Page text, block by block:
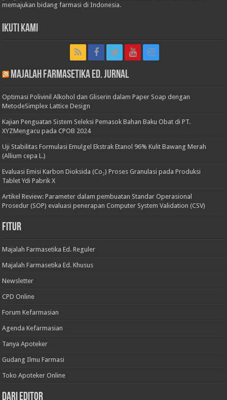
memajukan bidang farmasi di Indonesia.
Ikuti Kami
Majalah Farmasetika Ed. Jurnal
Optimasi Polivinil Alkohol dan Gliserin dalam Paper Soap dengan
MetodeSimplex Lattice Design
Kajian Penguatan Sistem Seleksi Pemasok Bahan Baku Obat di PT.
XYZMengacu pada CPOB 2024
Uji Stabilitas Formulasi Emulgel Ekstrak Etanol 96% Kulit Bawang Merah
(Allium cepa L.)
Evaluasi Emisi Karbon Dioksida (Co₂) Proses Granulasi pada Produksi
Tablet Ydi Pabrik X
Artikel Review: Parameter dalam pembuatan Standar Operasional
Prosedur (SOP) evaluasi penerapan Computer System Validation (CSV)
Fitur
Majalah Farmasetika Ed. Reguler
Majalah Farmasetika Ed. Khusus
Newsletter
CPD Online
Forum Kefarmasian
Agenda Kefarmasian
Tanya Apoteker
Gudang Ilmu Farmasi
Toko Apoteker Online
Dari Editor